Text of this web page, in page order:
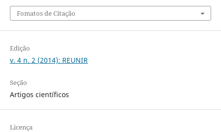
Fomatos de Citação
Edição
v. 4 n. 2 (2014): REUNIR
Seção
Artigos científicos
Licença